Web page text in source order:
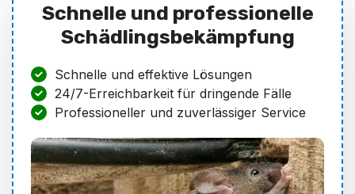
Schnelle und professionelle
Schädlingsbekämpfung
Schnelle und effektive Lösungen
24/7-Erreichbarkeit für dringende Fälle
Professioneller und zuverlässiger Service